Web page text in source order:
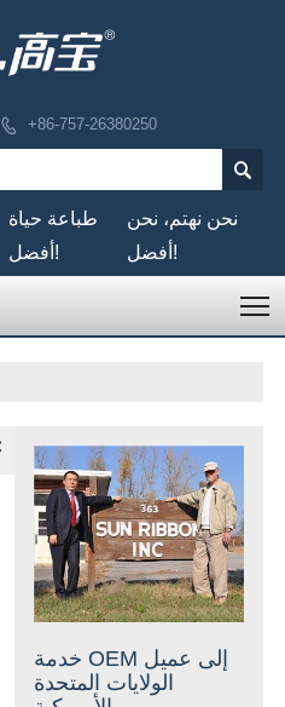
 +86-757-26380250

طباعة حياة
أفضل!
نحن نهتم، نحن
أفضل!
خدمة OEM إلى عميل
الولايات المتحدة